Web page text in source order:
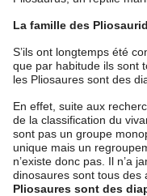
La famille des
S’ils ont longtemps été
que par habitude ils sont
les Pliosaures sont des
En effet, suite aux
de la classification du
sont pas un groupe
unique mais un
n’existe donc pas. Il n’a
dinosaures sont tous des
Pliosaures sont des